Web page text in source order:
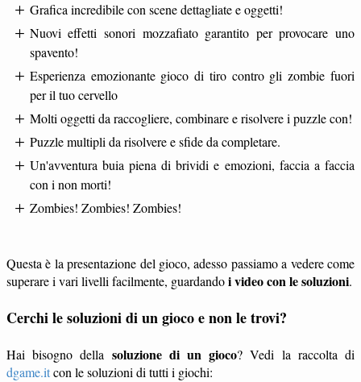
Grafica incredibile con scene dettagliate e oggetti!
Nuovi effetti sonori mozzafiato garantito per provocare uno
spavento!
Esperienza emozionante gioco di tiro contro gli zombie fuori
per il tuo cervello
Molti oggetti da raccogliere, combinare e risolvere i puzzle con!
Puzzle multipli da risolvere e sfide da completare.
Un'avventura buia piena di brividi e emozioni, faccia a faccia
con i non morti!
Zombies! Zombies! Zombies!
Questa è la presentazione del gioco, adesso passiamo a vedere come
superare i vari livelli facilmente, guardandoi video con le soluzioni.
Cerchi le soluzioni di un gioco e non le trovi?
Hai bisogno della soluzione di un gioco? Vedi la raccolta di
dgame.itcon le soluzioni di tutti i giochi: